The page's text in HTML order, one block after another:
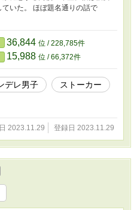
いた。 ほぼ題名通りの話で
36,844 位 / 228,785件
15,988 位 / 66,372件
デレ男子
ストーカー
2023.11.29 登録日 2023.11.29